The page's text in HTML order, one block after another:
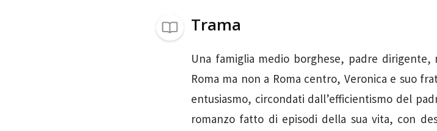
Trama
Una famiglia medio borghese, padre
Roma ma non a Roma centro, Veronica e suo
entusiasmo, circondati dall’efficientismo del
romanzo fatto di episodi della sua vita, con